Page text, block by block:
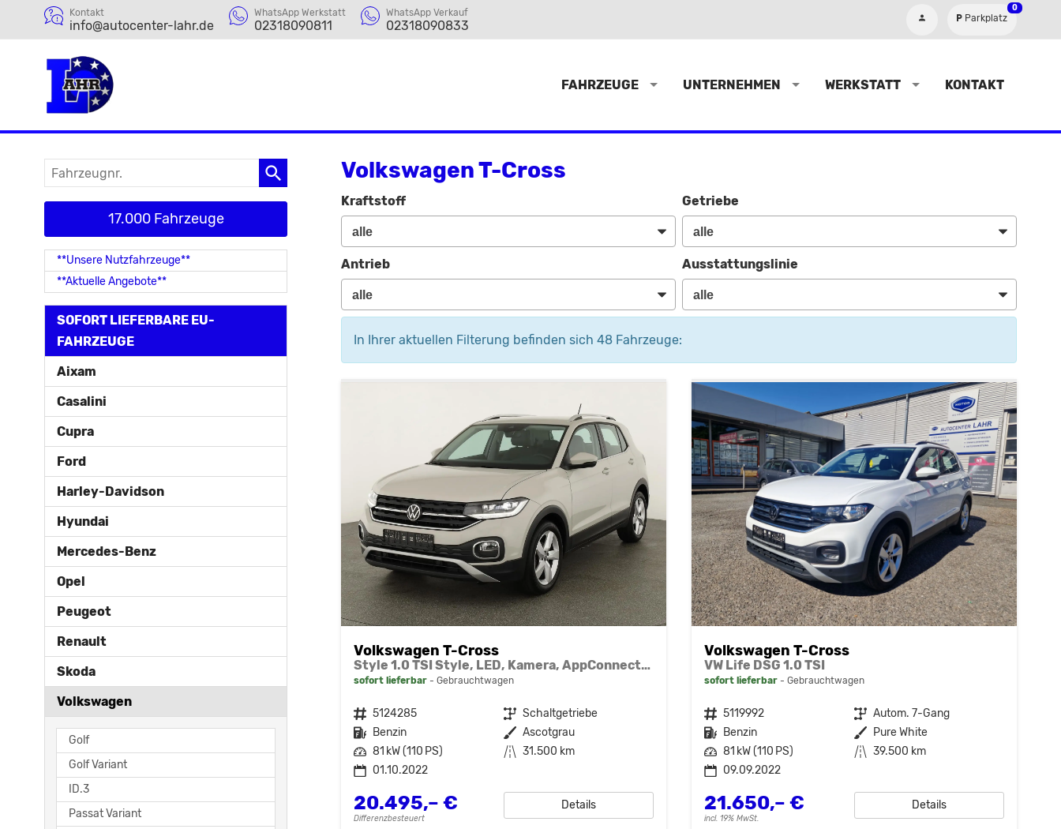
Kontakt
info@autocenter-lahr.de
WhatsApp Werkstatt
02318090811
WhatsApp Verkauf
02318090833
Parkplatz
0
FAHRZEUGE UNTERNEHMEN WERKSTATT KONTAKT
Volkswagen T-Cross
Kraftstoff Getriebe
Antrieb Ausstattungslinie
In Ihrer aktuellen Filterung befinden sich 48Fahrzeuge:
Volkswagen T-Cross
Style 1.0 TSI Style, LED, Kamera, AppConnect, ACC, 17-Zoll
sofort lieferbar Gebrauchtwagen
Fahrzeugnr. 5124285 Getriebe Schaltgetriebe
Kraftstoff Benzin Außenfarbe Ascotgrau
Leistung 81 kW (110 PS) Kilometerstand 31.500 km
01.10.2022
20.495,– €
Differenzbesteuert
Details
Volkswagen T-Cross
VW Life DSG 1.0 TSI
sofort lieferbar Gebrauchtwagen
Fahrzeugnr. 5119992 Getriebe Autom. 7-Gang
Kraftstoff Benzin Außenfarbe Pure White
Leistung 81 kW (110 PS) Kilometerstand 39.500 km
09.09.2022
21.650,– €
incl. 19% MwSt.
Details
Fahrzeugnr.
17.000 Fahrzeuge
**Unsere Nutzfahrzeuge**
**Aktuelle Angebote**
SOFORT LIEFERBARE EU-
FAHRZEUGE
Aixam
Casalini
Cupra
Ford
Harley-Davidson
Hyundai
Mercedes-Benz
Opel
Peugeot
Renault
Skoda
Volkswagen
Golf
Golf Variant
ID.3
Passat Variant